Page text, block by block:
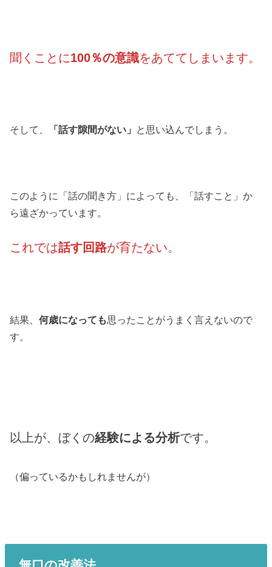
聞くことに100％の意識をあててしまいます。
そして、 「話す隙間がない」 と思い込んでしまう。
このように「話の聞き方」によっても、「話すこと」か
ら遠ざかっています。
これでは話す回路が育たない。
結果、何歳になっても思ったことがうまく言えないので
す。
以上が、ぼくの経験による分析です。
（偏っているかもしれませんが）